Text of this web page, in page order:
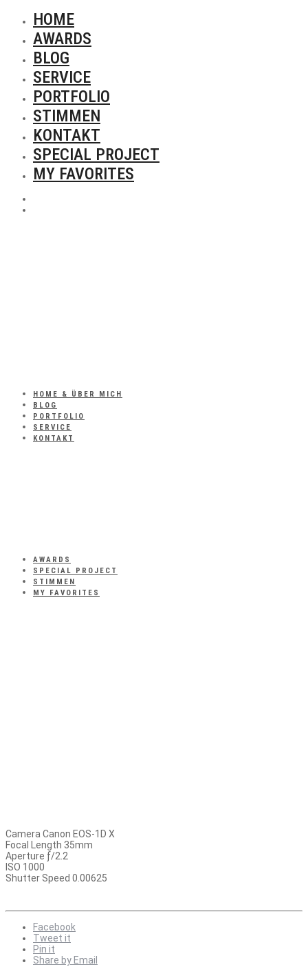
HOME
AWARDS
BLOG
SERVICE
PORTFOLIO
STIMMEN
KONTAKT
SPECIAL PROJECT
MY FAVORITES
HOME & ÜBER MICH
BLOG
PORTFOLIO
SERVICE
KONTAKT
AWARDS
SPECIAL PROJECT
STIMMEN
MY FAVORITES
Camera Canon EOS-1D X
Focal Length 35mm
Aperture ƒ/2.2
ISO 1000
Shutter Speed 0.00625
Facebook
Tweet it
Pin it
Share by Email